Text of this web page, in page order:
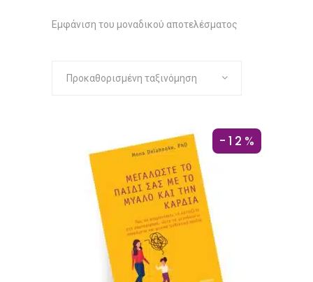
Εμφάνιση του μοναδικού αποτελέσματος
Προκαθορισμένη ταξινόμηση
-12%